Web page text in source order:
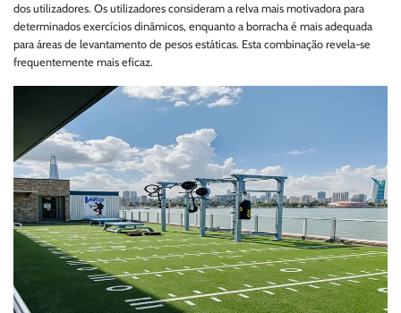
dos utilizadores. Os utilizadores consideram a relva mais motivadora para
determinados exercícios dinâmicos, enquanto a borracha é mais adequada
para áreas de levantamento de pesos estáticas. Esta combinação revela-se
frequentemente mais eficaz.